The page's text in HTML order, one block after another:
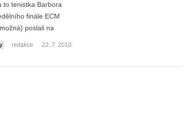
to tenistka Barbora
finále ECM
poslali na
redakce 22. 7. 2010